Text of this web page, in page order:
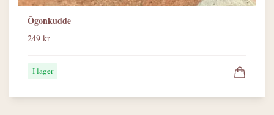
Ögonkudde
249 kr
I lager